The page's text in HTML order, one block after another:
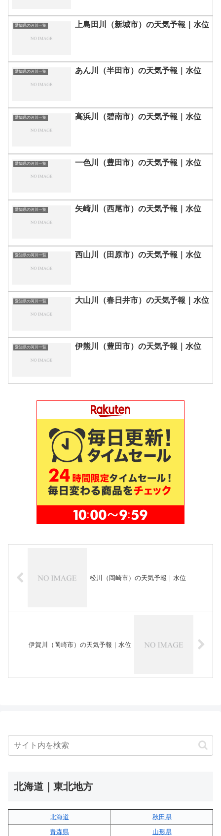
愛知県の河川一覧 上島田川（新城市）の天気予報｜水位
愛知県の河川一覧 あん川（半田市）の天気予報｜水位
愛知県の河川一覧 高浜川（碧南市）の天気予報｜水位
愛知県の河川一覧 一色川（豊田市）の天気予報｜水位
愛知県の河川一覧 矢崎川（西尾市）の天気予報｜水位
愛知県の河川一覧 西山川（田原市）の天気予報｜水位
愛知県の河川一覧 大山川（春日井市）の天気予報｜水位
愛知県の河川一覧 伊熊川（豊田市）の天気予報｜水位
松川（岡崎市）の天気予報｜水位
伊賀川（岡崎市）の天気予報｜水位
北海道｜東北地方
北海道
秋田県
青森県
山形県